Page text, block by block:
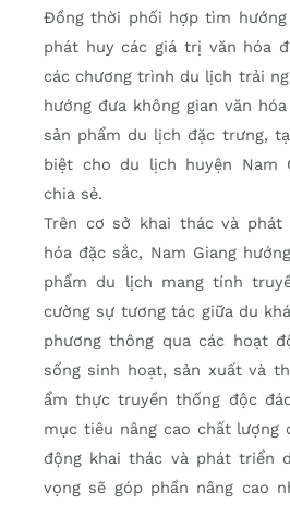
Đồng thời phối hợp tìm
phát huy các giá trị văn hóa
các chương trình du lịch trải
hướng đưa không gian văn
sản phẩm du lịch đặc trưng,
biệt cho du lịch huyện Nam
chia sẻ.
Trên cơ sở khai thác và
hóa đặc sắc, Nam Giang
phẩm du lịch mang tính
cường sự tương tác giữa du
phương thông qua các hoạt
sống sinh hoạt, sản xuất và
ẩm thực truyền thống độc
mục tiêu nâng cao chất lượng
động khai thác và phát triển
vọng sẽ góp phần nâng cao